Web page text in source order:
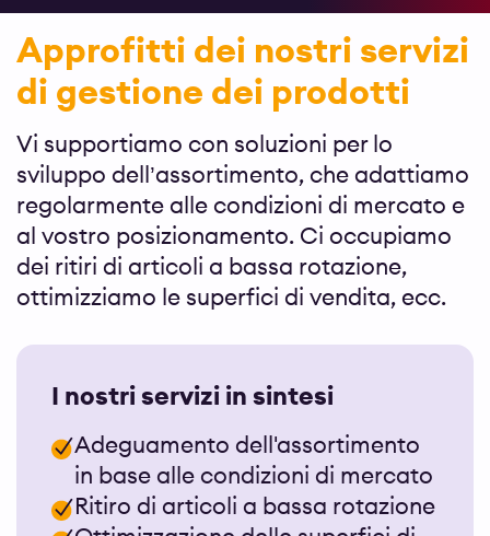
Approfitti dei nostri servizi
di gestione dei prodotti
Vi supportiamo con soluzioni per lo
sviluppo dell’assortimento, che adattiamo
regolarmente alle condizioni di mercato e
al vostro posizionamento. Ci occupiamo
dei ritiri di articoli a bassa rotazione,
ottimizziamo le superfici di vendita, ecc.
I nostri servizi in sintesi
Adeguamento dell'assortimento
in base alle condizioni di mercato
Ritiro di articoli a bassa rotazione